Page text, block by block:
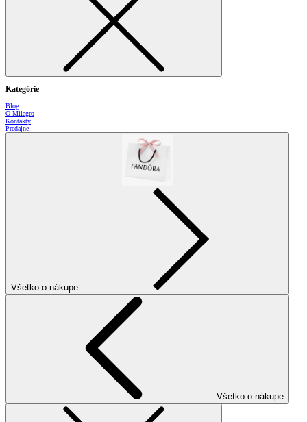
Kategórie
Blog
O Milagro
Kontakty
Predajne
Všetko o nákupe
Všetko o nákupe